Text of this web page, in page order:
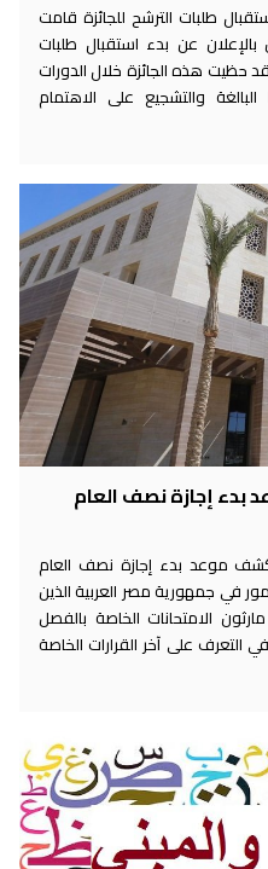
طلبات الترشح للجائزة قامت
بالإعلان عن بدء استقبال طلبات
حظيت هذه الجائزة خلال الدورات
البالغة والتشجيع على الاهتمام
بدء إجازة نصف العام
تكشف موعد بدء إجازة نصف العام
في جمهورية مصر العربية الذين
الامتحانات الخاصة بالفصل
التعرف على آخر القرارات الخاصة